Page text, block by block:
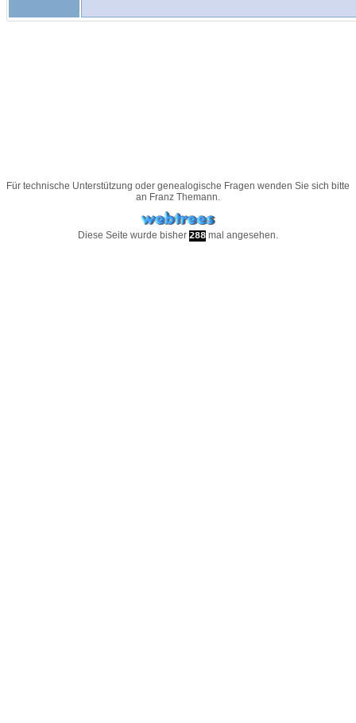
Für technische Unterstützung oder genealogische Fragen wenden Sie sich bitte
an Franz Themann.
Diese Seite wurde bisher 288 mal angesehen.